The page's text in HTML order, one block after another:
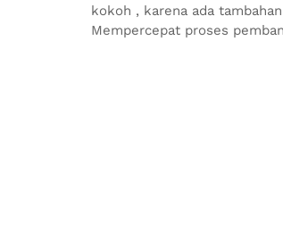
kokoh , karena ada
Mempercepat proses